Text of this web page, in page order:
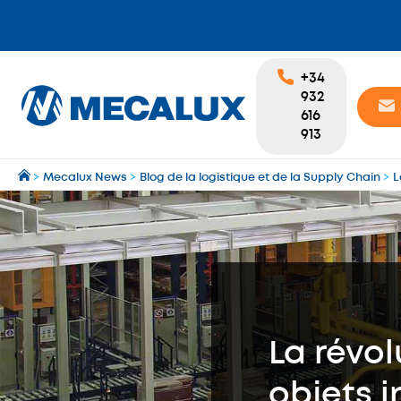
+34
932
616
913
> Mecalux News > Blog de la logistique et de la Supply Chain >
La
objets